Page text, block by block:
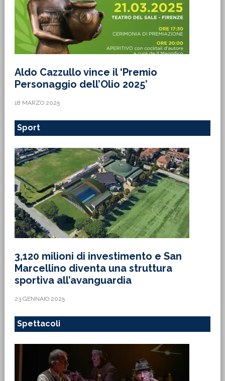
Aldo Cazzullo vince il ‘Premio
Personaggio dell’Olio 2025’
18 MARZO 2025
Sport
3,120 milioni di investimento e San
Marcellino diventa una struttura
sportiva all’avanguardia
23 GENNAIO 2025
Spettacoli